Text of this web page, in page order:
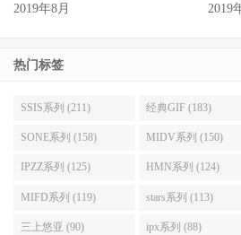
2019年8月
2019
热门标签
SSIS系列 (211) 经典GIF (183)
SONE系列 (158) MIDV系列 (150)
IPZZ系列 (125) HMN系列 (124)
MIFD系列 (119) stars系列 (113)
三上悠亚 (90) ipx系列 (88)